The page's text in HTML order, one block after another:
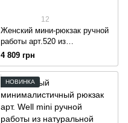
12
Женский мини-рюкзак ручной
работы арт.520 из
натуральной кожи с
коньячного цвета
4 809 грн
НОВИНКА